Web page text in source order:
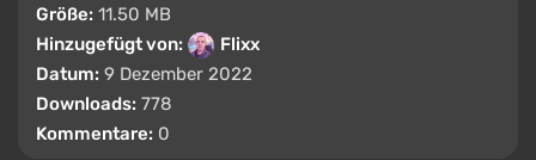
Größe: 11.50 MB
Hinzugefügt von:
Flixx
Datum: 9 Dezember 2022
Downloads: 778
Kommentare: 0